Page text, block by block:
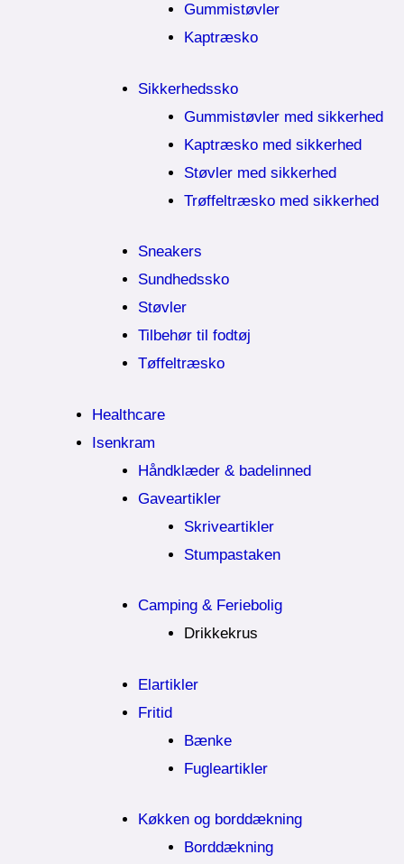
Gummistøvler
Kaptræsko
Sikkerhedssko
Gummistøvler med sikkerhed
Kaptræsko med sikkerhed
Støvler med sikkerhed
Trøffeltræsko med sikkerhed
Sneakers
Sundhedssko
Støvler
Tilbehør til fodtøj
Tøffeltræsko
Healthcare
Isenkram
Håndklæder & badelinned
Gaveartikler
Skriveartikler
Stumpastaken
Camping & Feriebolig
Drikkekrus
Elartikler
Fritid
Bænke
Fugleartikler
Køkken og borddækning
Borddækning